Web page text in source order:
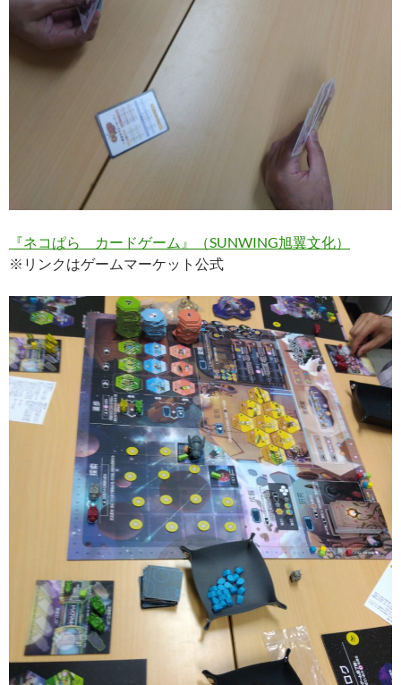
『ネコぱら カードゲーム』（SUNWING旭翼文化）
※リンクはゲームマーケット公式